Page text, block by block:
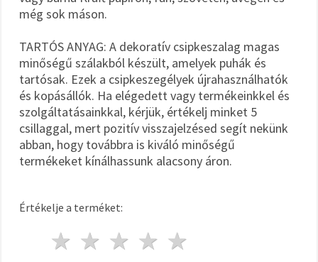
még sok máson.
TARTÓS ANYAG: A dekoratív csipkeszalag magas
minőségű szálakból készült, amelyek puhák és
tartósak. Ezek a csipkeszegélyek újrahasználhatók
és kopásállók. Ha elégedett vagy termékeinkkel és
szolgáltatásainkkal, kérjük, értékelj minket 5
csillaggal, mert pozitív visszajelzésed segít nekünk
abban, hogy továbbra is kiváló minőségű
termékeket kínálhassunk alacsony áron.
Értékelje a terméket:
4 csillagok
3 csillagok
2 csillagok
1 csillag